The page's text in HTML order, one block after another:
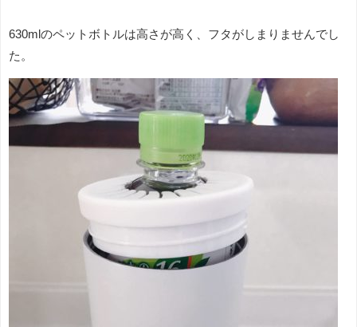
630mlのペットボトルは高さが高く、フタがしまりませんでし
た。